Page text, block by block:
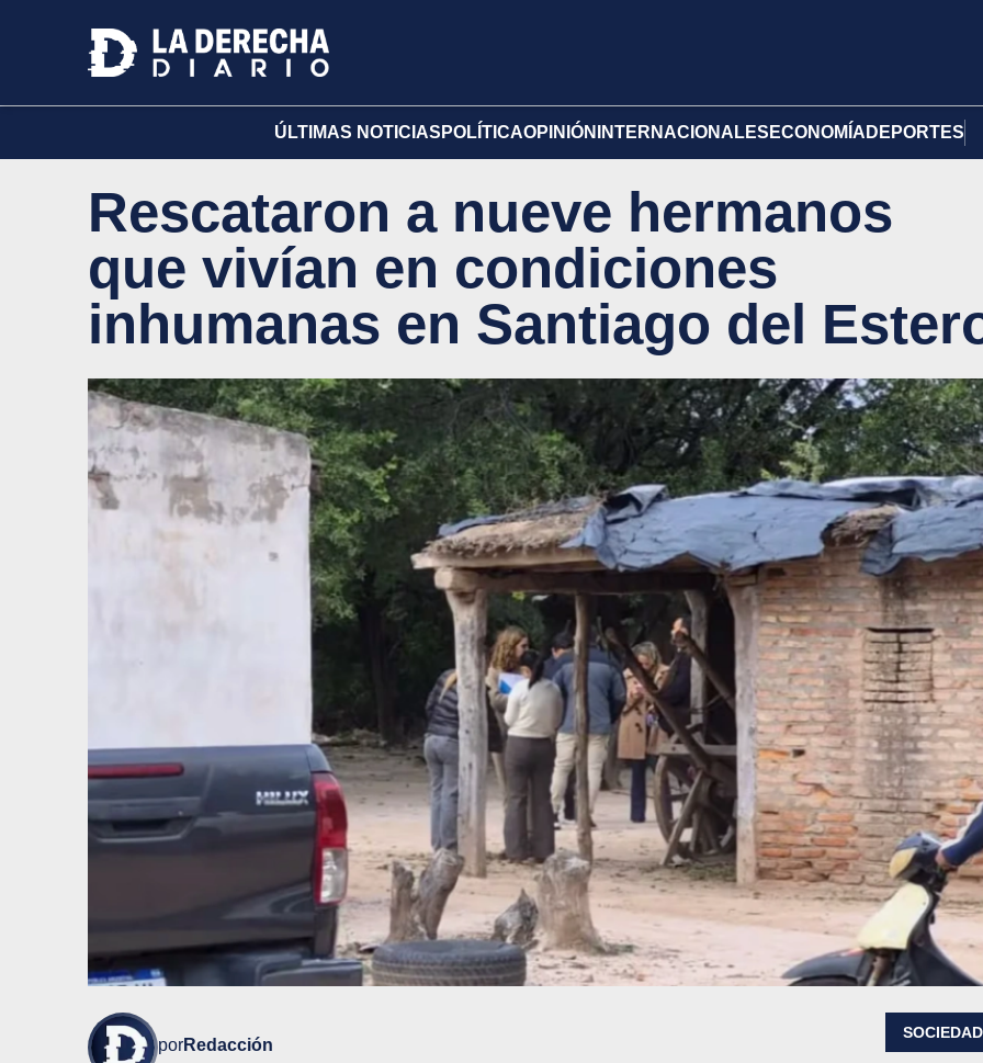
ÚLTIMAS NOTICIAS POLÍTICAOPINIÓN INTERNACIONALES ECONOMÍA DEPORTES
Rescataron a nueve hermanos
que vivían en condiciones
inhumanas en Santiago del
porRedacción
SOCIEDAD